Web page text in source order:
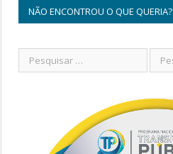
NÃO ENCONTROU O QUE QUERIA?